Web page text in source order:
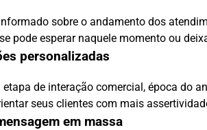
sobre o andamento dos
pode esperar naquele momento ou
personalizadas
de interação comercial, época do
seus clientes com mais
em massa